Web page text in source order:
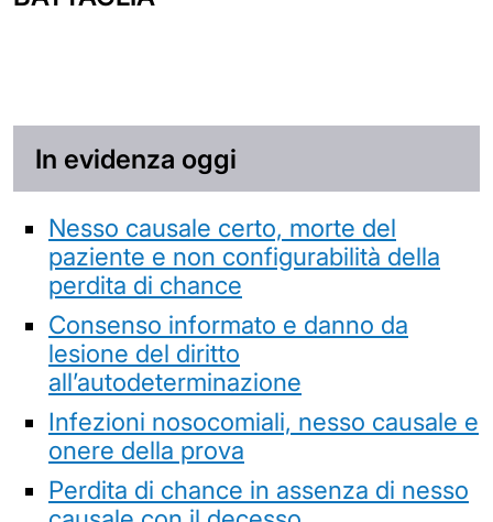
In evidenza oggi
Nesso causale certo, morte del
paziente e non configurabilità della
perdita di chance
Consenso informato e danno da
lesione del diritto
all’autodeterminazione
Infezioni nosocomiali, nesso causale e
onere della prova
Perdita di chance in assenza di nesso